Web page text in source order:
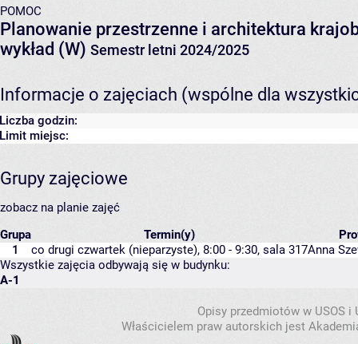
POMOC
Planowanie przestrzenne i architektura
wykład (W) Semestr letni 2024/2025
Informacje o zajęciach (wspólne dla
Liczba godzin:
Limit miejsc:
Grupy zajęciowe
zobacz na planie zajęć
Grupa
Termin(y)
1
co drugi czwartek (nieparzyste), 8:00 - 9:30, sala 317Anna
Wszystkie zajęcia odbywają się w budynku:
A-1
Opisy przedmiotów w USOS
Właścicielem praw autorskich jest